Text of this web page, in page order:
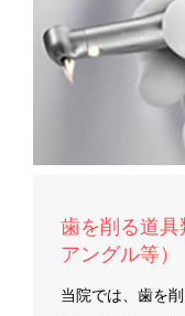
歯を削る道具
アングル等）
当院では、歯を